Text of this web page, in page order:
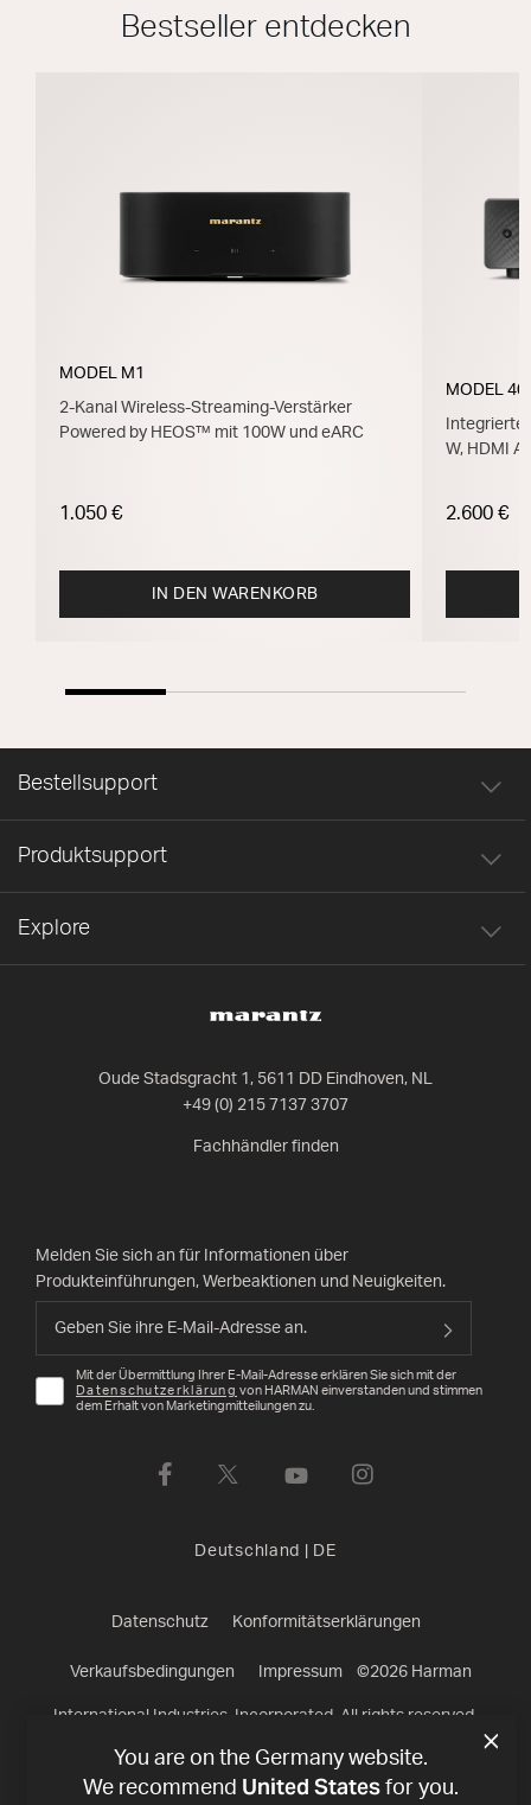
Bestseller entdecken
MODEL M1
2-Kanal Wireless-Streaming-Verstärker
Powered by HEOS™ mit 100W und eARC
1.050 €
IN DEN WARENKORB
MODEL
W, HDMI
2.600 €
Oude Stadsgracht 1, 5611 DD Eindhoven, NL
+49 (0) 215 7137 3707
Fachhändler finden
Bestellsupport
Produktsupport
Explore
Melden Sie sich an für Informationen über
Produkteinführungen, Werbeaktionen und Neuigkeiten.
Mit der Übermittlung Ihrer E-Mail-Adresse erklären Sie sich mit der
Datenschutzerklärung von HARMAN einverstanden und stimmen
dem Erhalt von Marketingmitteilungen zu.
Deutschland DE
Datenschutz Konformitätserklärungen
Verkaufsbedingungen Impressum ©2026Harman
International Industries, Incorporated. All rights reserved.
You are on the Germany website.
We recommend United States for you.